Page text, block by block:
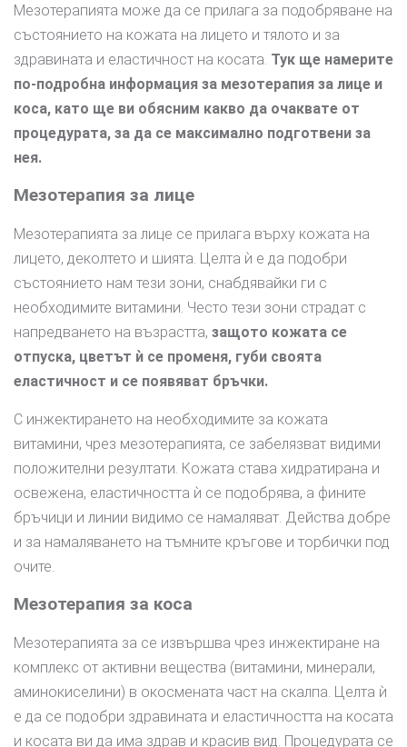
Мезотерапията може да се прилага за подобряване на
състоянието на кожата на лицето и тялото и за
здравината и еластичност на косата. Тук ще намерите
по-подробна информация за мезотерапия за лице и
коса, като ще ви обясним какво да очаквате от
процедурата, за да се максимално подготвени за
нея.
Мезотерапия за лице
Мезотерапията за лице се прилага върху кожата на
лицето, деколтето и шията. Целта ѝ е да подобри
състоянието нам тези зони, снабдявайки ги с
необходимите витамини. Често тези зони страдат с
напредването на възрастта, защото кожата се
отпуска, цветът ѝ се променя, губи своята
еластичност и се появяват бръчки.
С инжектирането на необходимите за кожата
витамини, чрез мезотерапията, се забелязват видими
положителни резултати. Кожата става хидратирана и
освежена, еластичността ѝ се подобрява, а фините
бръчици и линии видимо се намаляват. Действа добре
и за намаляването на тъмните кръгове и торбички под
очите.
Мезотерапия за коса
Мезотерапията за се извършва чрез инжектиране на
комплекс от активни вещества (витамини, минерали,
аминокиселини) в окосмената част на скалпа. Целта ѝ
е да се подобри здравината и еластичността на косата
и косата ви да има здрав и красив вид. Процедурата се